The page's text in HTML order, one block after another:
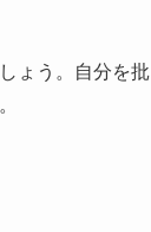
ょう。自分を批